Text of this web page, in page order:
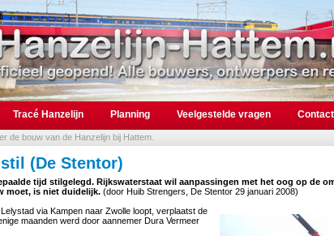
Tracé Hanzelijn Planning Veelgestelde vragen Contact
de bouw van de Hanzelijn bij Hattem.
(De Stentor)
tijd stilgelegd. Rijkswaterstaat wil aanpassingen met het oog op de
moet, is niet duidelijk. (door Huib Strengers, De Stentor 29 januari 2008)
via Kampen naar Zwolle loopt, verplaatst de
maanden werd door aannemer Dura Vermeer